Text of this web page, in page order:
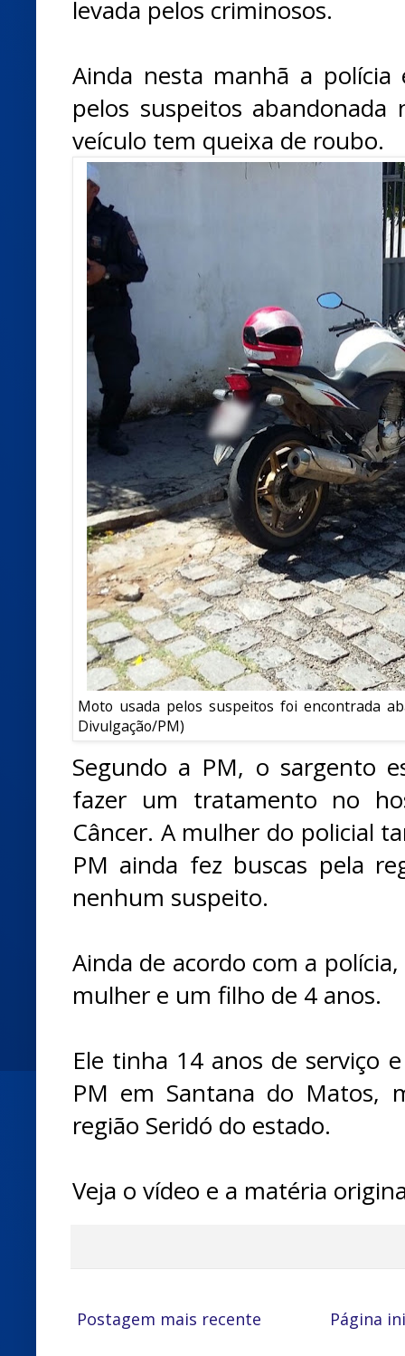
levada pelos criminosos.
Ainda nesta manhã a
pelos suspeitos
veículo tem queixa de roubo.
Moto usada pelos suspeitos foi encontrada
Divulgação/PM)
Segundo a PM, o sargento
fazer um tratamento no
Câncer. A mulher do policial
PM ainda fez buscas pela
nenhum suspeito.
Ainda de acordo com a
mulher e um filho de 4 anos.
Ele tinha 14 anos de serviço
PM em Santana do Matos,
região Seridó do estado.
Veja o vídeo e a matéria
Postagem mais recente Página